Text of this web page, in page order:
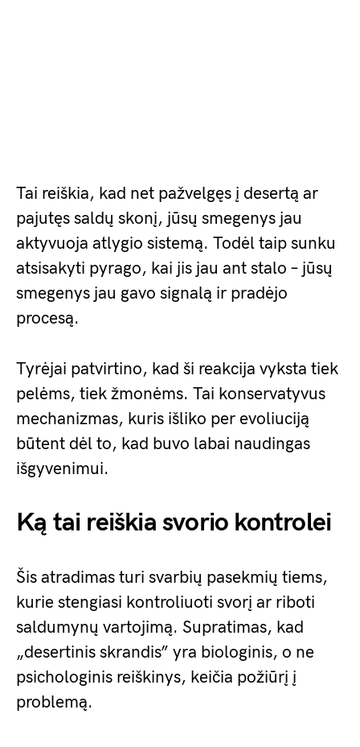
Tai reiškia, kad net pažvelgęs į desertą ar
pajutęs saldų skonį, jūsų smegenys jau
aktyvuoja atlygio sistemą. Todėl taip sunku
atsisakyti pyrago, kai jis jau ant stalo – jūsų
smegenys jau gavo signalą ir pradėjo
procesą.
Tyrėjai patvirtino, kad ši reakcija vyksta tiek
pelėms, tiek žmonėms. Tai konservatyvus
mechanizmas, kuris išliko per evoliuciją
būtent dėl to, kad buvo labai naudingas
išgyvenimui.
Ką tai reiškia svorio kontrolei
Šis atradimas turi svarbių pasekmių tiems,
kurie stengiasi kontroliuoti svorį ar riboti
saldumynų vartojimą. Supratimas, kad
„desertinis skrandis” yra biologinis, o ne
psichologinis reiškinys, keičia požiūrį į
problemą.